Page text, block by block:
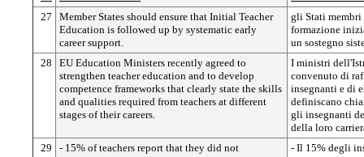
27
Member States should ensure that Initial Teacher
Education is followed up by systematic early
career support.
gli Stati membri
formazione
un sostegno
28
EU Education Ministers recently agreed to
strengthen teacher education and to develop
competence frameworks that clearly state the skills
and qualities required from teachers at different
stages of their careers.
I ministri
convenuto di
insegnanti e di
definiscano
gli insegnanti
della loro
29
- 15% of teachers report that they did not
- Il 15% degli